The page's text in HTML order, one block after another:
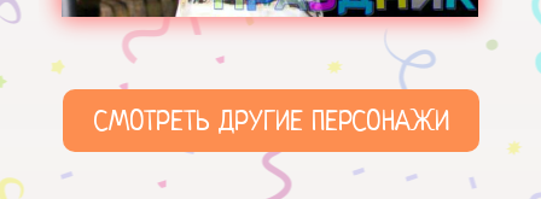
СМОТРЕТЬ ДРУГИЕ ПЕРСОНАЖИ